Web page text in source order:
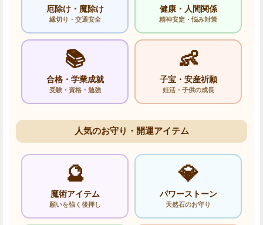
厄除け・魔除け
縁切り・交通安全
健康・人間関係
精神安定・悩み対策
📚
合格・学業成就
受験・資格・勉強
👶
子宝・安産祈願
妊活・子供の成長
人気のお守り・開運アイテム
🔮
魔術アイテム
願いを強く後押し
💎
パワーストーン
天然石のお守り